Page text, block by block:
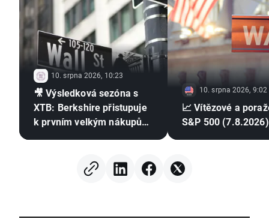
10. srpna 2026, 10:23
🎥 Výsledková sezóna s
XTB: Berkshire přistupuje
k prvním velkým nákupům
10. srpna 2026, 9:02
📈 Vítězové a
S&P 500 (7.8.2026)